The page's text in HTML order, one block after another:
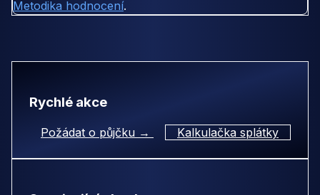
Metodika hodnocení.
Rychlé akce
Požádat o půjčku → Kalkulačka splátky